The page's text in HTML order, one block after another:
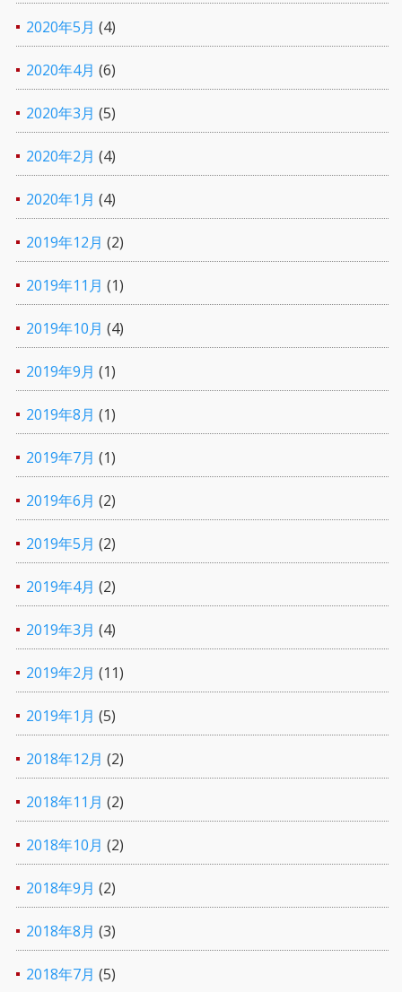
2020年5月 (4)
2020年4月 (6)
2020年3月 (5)
2020年2月 (4)
2020年1月 (4)
2019年12月 (2)
2019年11月 (1)
2019年10月 (4)
2019年9月 (1)
2019年8月 (1)
2019年7月 (1)
2019年6月 (2)
2019年5月 (2)
2019年4月 (2)
2019年3月 (4)
2019年2月 (11)
2019年1月 (5)
2018年12月 (2)
2018年11月 (2)
2018年10月 (2)
2018年9月 (2)
2018年8月 (3)
2018年7月 (5)